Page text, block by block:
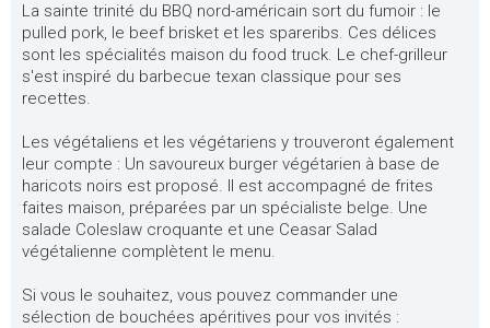
La sainte trinité du BBQ nord-américain sort du fumoir : le
pulled pork, le beef brisket et les spareribs. Ces délices
sont les spécialités maison du food truck. Le chef-grilleur
s'est inspiré du barbecue texan classique pour ses
recettes.
Les végétaliens et les végétariens y trouveront également
leur compte : Un savoureux burger végétarien à base de
haricots noirs est proposé. Il est accompagné de frites
faites maison, préparées par un spécialiste belge. Une
salade Coleslaw croquante et une Ceasar Salad
végétalienne complètent le menu.
Si vous le souhaitez, vous pouvez commander une
sélection de bouchées apéritives pour vos invités :